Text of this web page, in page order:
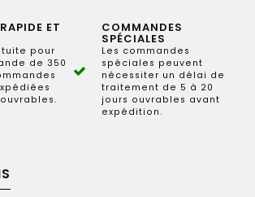
ET
pour
de 350
COMMANDES
SPÉCIALES
Les commandes
spéciales peuvent
nécessiter un délai de
traitement de 5 à 20
jours ouvrables avant
expédition.